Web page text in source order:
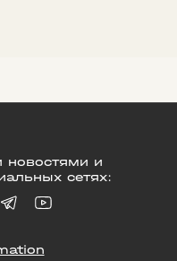
новостями и
сетях: